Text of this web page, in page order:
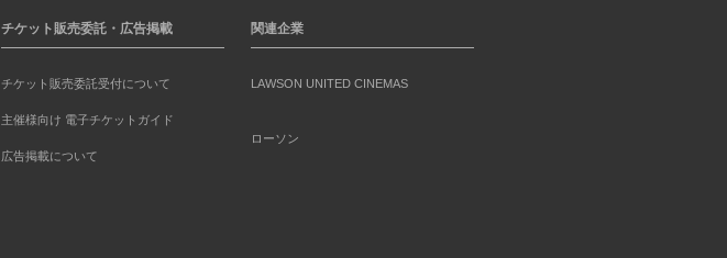
チケット販売委託・広告掲載
チケット販売委託受付について
主催様向け 電子チケットガイド
広告掲載について
関連企業
LAWSON UNITED CINEMAS
ローソン